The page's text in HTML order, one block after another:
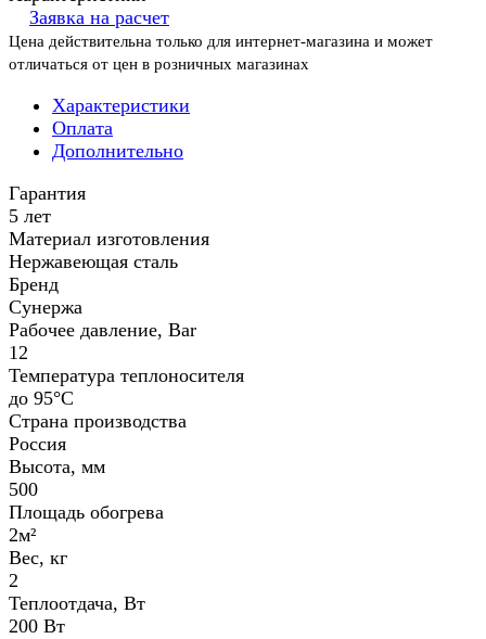
Заявка на расчет
Цена действительна только для интернет-магазина и может
отличаться от цен в розничных магазинах
Характеристики
Оплата
Дополнительно
Гарантия
5 лет
Материал изготовления
Нержавеющая сталь
Бренд
Сунержа
Рабочее давление, Bar
12
Температура теплоносителя
до 95°С
Страна производства
Россия
Высота, мм
500
Площадь обогрева
2м²
Вес, кг
2
Теплоотдача, Вт
200 Вт